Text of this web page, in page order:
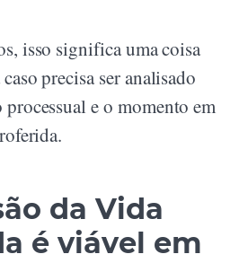
isso significa uma coisa
precisa ser analisado
e o momento em
da Vida
é viável em